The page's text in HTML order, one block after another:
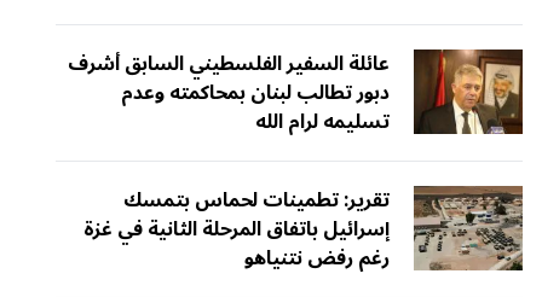
عائلة السفير الفلسطيني السابق أشرف
دبور تطالب لبنان بمحاكمته وعدم
تسليمه لرام الله
تقرير: تطمينات لحماس بتمسك
إسرائيل باتفاق المرحلة الثانية في غزة
رغم رفض نتنياهو